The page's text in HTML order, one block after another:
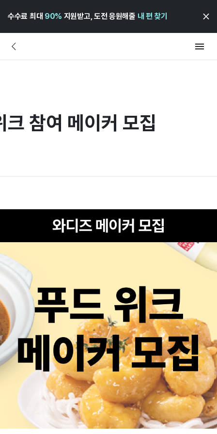
수수료 최대 90% 지원받고, 도전 응원해줄 내 편 찾기
참여 메이커 모집